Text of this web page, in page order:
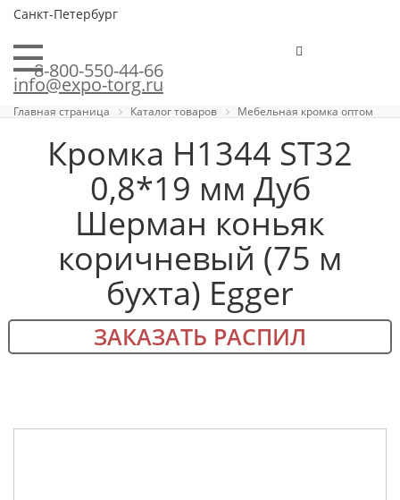
Санкт-Петербург
8-800-550-44-66
info@expo-torg.ru
Главная страница Каталог товаров Мебельная кромка оптом
Кромка H1344 ST32
0,8*19 мм Дуб
Шерман коньяк
коричневый (75 м
бухта) Egger
ЗАКАЗАТЬ РАСПИЛ